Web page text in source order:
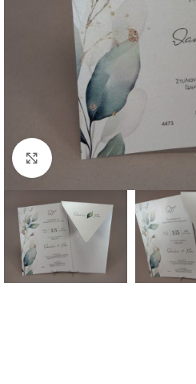
Κλικ για μεγέθυνση